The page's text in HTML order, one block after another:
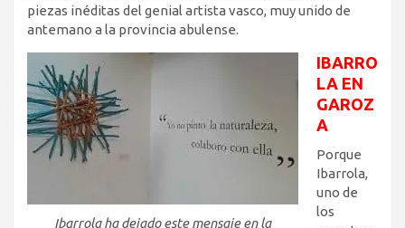
piezas inéditas del genial artista vasco, muy unido de
antemano a la provincia abulense.
Ibarrola ha dejado este mensaje en la
IBARRO
LA EN
GAROZ
A
Porque
Ibarrola,
uno de
los